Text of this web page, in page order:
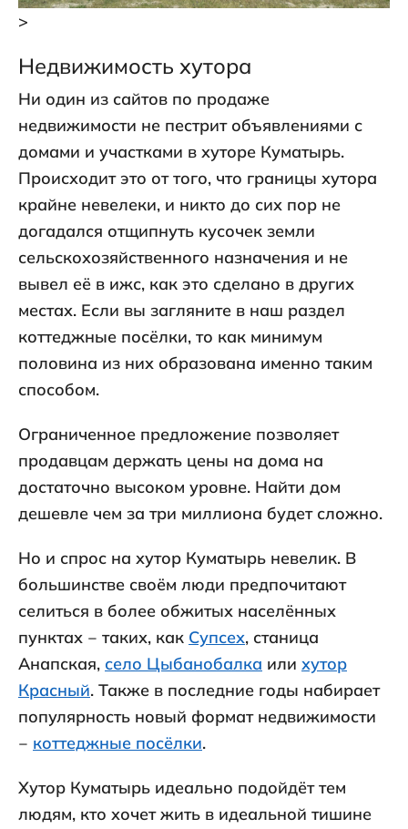
>
Недвижимость хутора
Ни один из сайтов по продаже
недвижимости не пестрит объявлениями с
домами и участками в хуторе Куматырь.
Происходит это от того, что границы хутора
крайне невелеки, и никто до сих пор не
догадался отщипнуть кусочек земли
сельскохозяйственного назначения и не
вывел её в ижс, как это сделано в других
местах. Если вы загляните в наш раздел
коттеджные посёлки, то как минимум
половина из них образована именно таким
способом.
Ограниченное предложение позволяет
продавцам держать цены на дома на
достаточно высоком уровне. Найти дом
дешевле чем за три миллиона будет сложно.
Но и спрос на хутор Куматырь невелик. В
большинстве своём люди предпочитают
селиться в более обжитых населённых
пунктах ‒ таких, как Супсех, станица
Анапская, село Цыбанобалка или хутор
Красный. Также в последние годы набирает
популярность новый формат недвижимости
‒ коттеджные посёлки.
Хутор Куматырь идеально подойдёт тем
людям, кто хочет жить в идеальной тишине